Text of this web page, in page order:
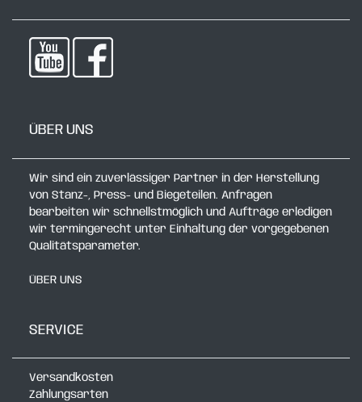
ÜBER UNS
Wir sind ein zuverlässiger Partner in der Herstellung
von Stanz-, Press- und Biegeteilen. Anfragen
bearbeiten wir schnellstmöglich und Aufträge erledigen
wir termingerecht unter Einhaltung der vorgegebenen
Qualitätsparameter.
ÜBER UNS
SERVICE
Versandkosten
Zahlungsarten